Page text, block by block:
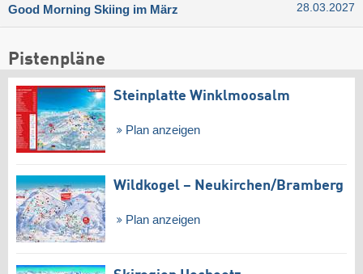
Good Morning Skiing im März
28.03.2027
Pistenpläne
Steinplatte Winklmoosalm
Plan anzeigen
Wildkogel – Neukirchen/​Bramberg
Plan anzeigen